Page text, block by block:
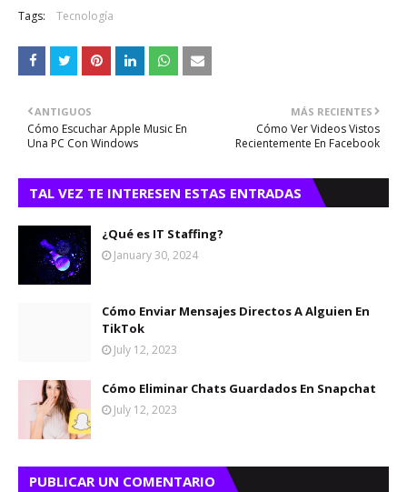
Tags: Tecnología
MÁS RECIENTES
Cómo Ver Videos Vistos
Recientemente En Facebook
ANTIGUOS
Cómo Escuchar Apple Music En
Una PC Con Windows
TAL VEZ TE INTERESEN ESTAS ENTRADAS
¿Qué es IT Staffing?
January 30, 2024
Cómo Enviar Mensajes Directos A Alguien En
TikTok
July 12, 2023
Cómo Eliminar Chats Guardados En Snapchat
July 12, 2023
PUBLICAR UN COMENTARIO